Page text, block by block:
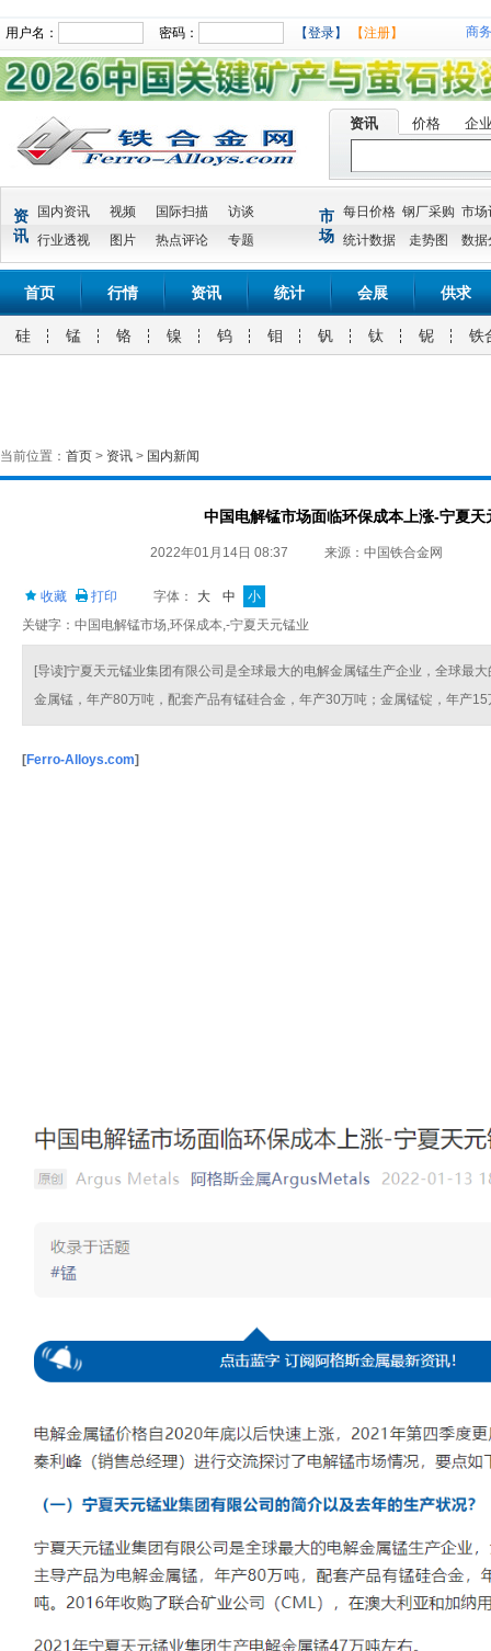
用户名： 密码： 【登录】 【注册】 商
资讯 价格 企
资
讯
国内资讯 视频 国际扫描
访谈
行业透视
图片 热点评论 专题
市
场
每日价格 钢厂采购 市场
统计数据
走势图 数据
首页 行情 资讯 统计 会展 供求
硅 锰 铬 镍 钨 钼 钒 钛 铌 铁
当前位置： 首页 > 资讯 > 国内新闻
中国电解锰市场面临环保成本上涨-宁夏天
2022年01月14日 08:37 来源：中国铁合金网
收藏 打印 字体： 大 中
小
关键字：中国电解锰市场,环保成本,-宁夏天元锰业
[导读]宁夏天元锰业集团有限公司是全球最大的电解金属锰生产企业，全球最
金属锰，年产80万吨，配套产品有锰硅合金，年产30万吨；金属锰锭，年产15
[Ferro-Alloys.com]